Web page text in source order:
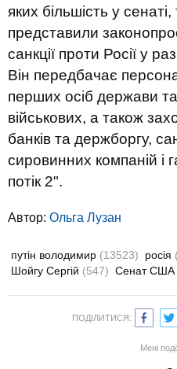
яких більшість у
представили
санкції проти Росії у
Він передбачає
перших осіб держави
військових, а також
банків та держборгу,
сировинних компаній і
потік 2".
Автор: Ольга Лузан
путін володимир (13523) росія
Шойгу Сергій (547) Сенат США
ПОДІЛИТИСЯ:
Мені